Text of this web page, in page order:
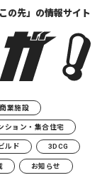
の先」の情報サイト
商業施設
ション・集合住宅
ルド 3DCG
お知らせ